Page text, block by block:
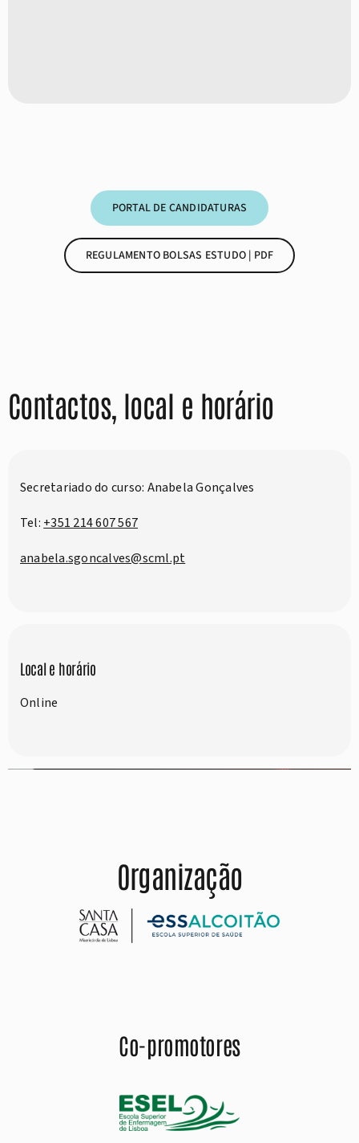
PORTAL DE CANDIDATURAS
REGULAMENTO BOLSAS ESTUDO | PDF
Contactos, local e horário
Secretariado do curso: Anabela Gonçalves
Tel: +351 214 607 567
anabela.sgoncalves@scml.pt
Local e horário
Online
Organização
Co-promotores